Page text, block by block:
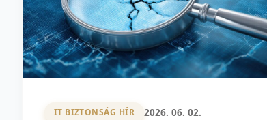
IT BIZTONSÁG HÍR 2026. 06. 02.